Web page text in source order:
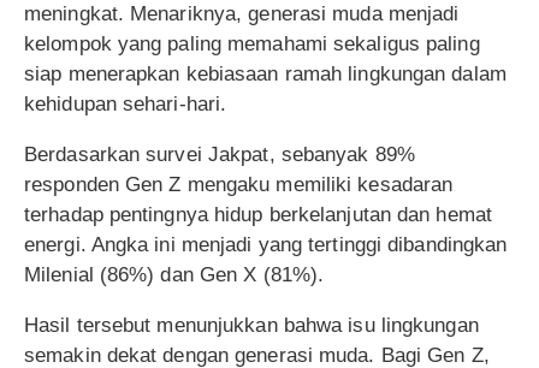
meningkat. Menariknya, generasi muda menjadi
kelompok yang paling memahami sekaligus paling
siap menerapkan kebiasaan ramah lingkungan dalam
kehidupan sehari-hari.
Berdasarkan survei Jakpat, sebanyak 89%
responden Gen Z mengaku memiliki kesadaran
terhadap pentingnya hidup berkelanjutan dan hemat
energi. Angka ini menjadi yang tertinggi dibandingkan
Milenial (86%) dan Gen X (81%).
Hasil tersebut menunjukkan bahwa isu lingkungan
semakin dekat dengan generasi muda. Bagi Gen Z,